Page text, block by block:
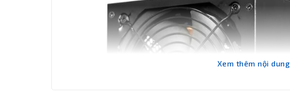
Xem thêm nội dung